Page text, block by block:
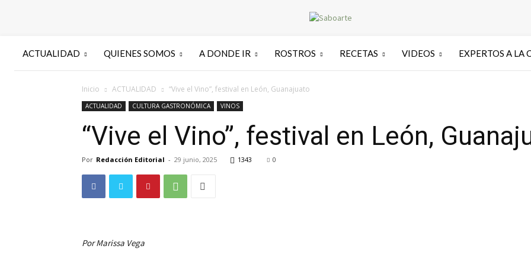
ACTUALIDAD QUIENES SOMOS A DONDE IR ROSTROS RECETAS VIDEOS EXPERTOS A LA
Inicio ACTUALIDAD “Vive el Vino”, festival en León, Guanajuato
ACTUALIDAD CULTURA GASTRONÓMICA VINOS
“Vive el Vino”, festival en León,
Por Redacción Editorial - 29 junio, 2025 1343 0
Por Marissa Vega